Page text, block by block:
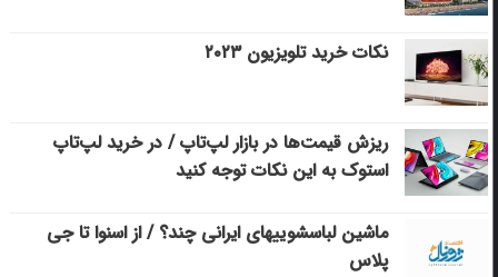
نکات خرید تلویزیون ۲۰۲۳
ریزش قیمت‌ها در بازار لپ‌تاپ / در خرید لپ‌تاپ
استوک به این نکات توجه کنید
ماشین لباسشویی‎های ایرانی چند؟ / از اسنوا تا جی
پلاس